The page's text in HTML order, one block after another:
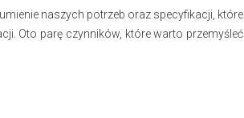
naszych potrzeb oraz specyfikacji, które
Oto parę czynników, które warto przemyśleć